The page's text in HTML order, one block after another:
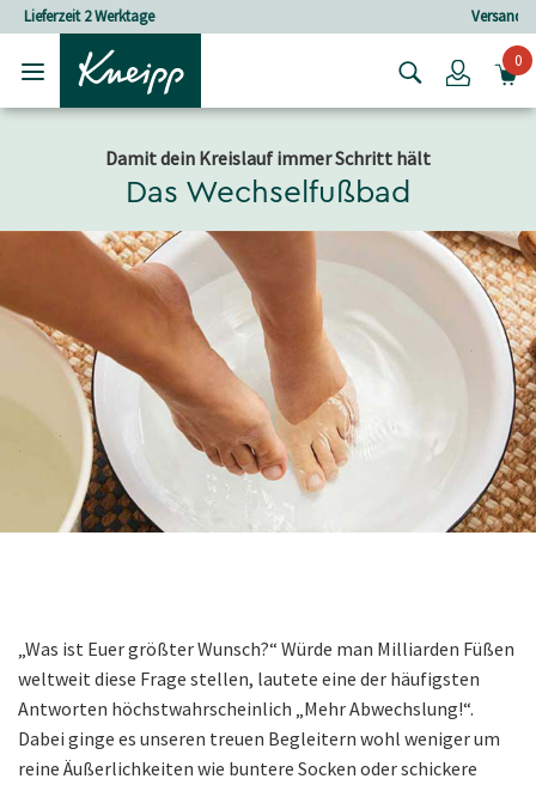
Skip to main content
Skip to footer contentVersandkostenfrei ab 25 € Bestellwert
Login0
Damit dein Kreislauf immer Schritt hält
Das Wechselfußbad
„Was ist Euer größter Wunsch?“ Würde man Milliarden Füßen
weltweit diese Frage stellen, lautete eine der häufigsten
Antworten höchstwahrscheinlich „Mehr Abwechslung!“.
Dabei ginge es unseren treuen Begleitern wohl weniger um
reine Äußerlichkeiten wie buntere Socken oder schickere